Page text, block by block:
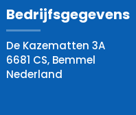
Bedrijfsgegevens
De Kazematten 3A
6681 CS, Bemmel
Nederland